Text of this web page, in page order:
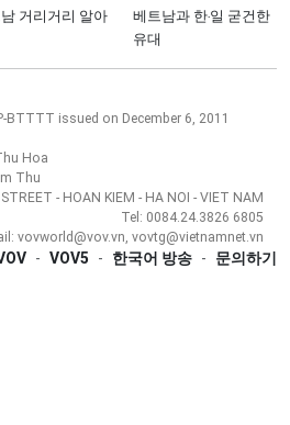
거리거리 알아
베트남과 한‧일 굳건한
유대
BTTTT issued on December 6, 2011
Hoa
Thu
- HOAN KIEM - HA NOI - VIET NAM
Tel: 0084.24.3826 6805
vovworld@vov.vn, vovtg@vietnamnet.vn
- VOV5 - 한국어 방송 - 문의하기